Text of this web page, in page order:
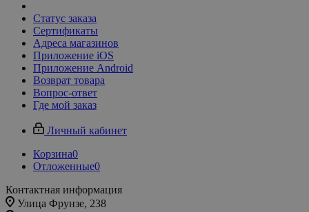
Статус заказа
Сертификаты
Адреса магазинов
Приложение iOS
Приложение Android
Возврат товара
Вопрос-ответ
Где мой заказ
Личный кабинет
Корзина0
Отложенные0
Контактная информация
Улица Фрунзе, 238​